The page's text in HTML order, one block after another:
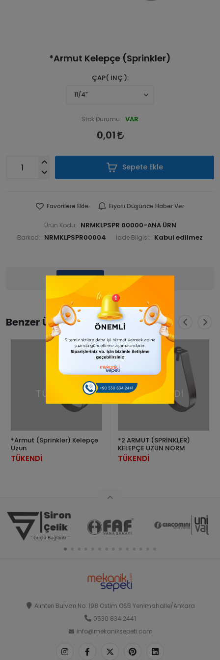
*Armut Kelepçe (Sprinkler)
ÇAP( İNÇ )
Stok Durumu: VAR
0,01
Sepete Ekle
Favorilere Ekle Fiyatı Düşünce Haber Ver
Ürün Kodu: NRMKLPSPR 00000-ANA ÜRN
Barkod: NRMKLPSPR00004 İade Bilgisi:
Yorumlar
Benzer Ürünler
TÜKENDİ
*Armut (Sprinkler) Kelepçe
Uzun
TÜKENDİ
TÜKENDİ
*2 ARMUT (SPRİNKLER)
KELEPÇE UZUN NORM
TÜKENDİ
Alınteri Bulvarı No: 198 Ostim OSB Yenimahalle/Ankara
0530 834 2441
info@mekaniksepeti.com